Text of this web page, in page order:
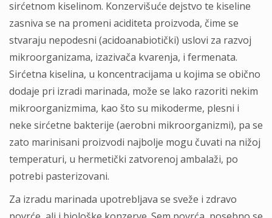
sirćetnom kiselinom. Konzervišuće dejstvo te kiseline
zasniva se na promeni aciditeta proizvoda, čime se
stvaraju nepodesni (acidoanabiotički) uslovi za razvoj
mikroorganizama, izazivača kvarenja, i fermenata.
Sirćetna kiselina, u koncentracijama u kojima se obično
dodaje pri izradi marinada, može se lako razoriti nekim
mikroorganizmima, kao što su mikoderme, plesni i
neke sirćetne bakterije (aerobni mikroorganizmi), pa se
zato marinisani proizvodi najbolje mogu čuvati na nižoj
temperaturi, u hermetički zatvorenoj ambalaži, po
potrebi pasterizovani.
Za izradu marinada upotrebljava se sveže i zdravo